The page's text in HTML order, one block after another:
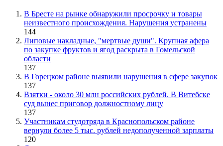
В Бресте на рынке обнаружили просрочку и товары
неизвестного происхождения. Нарушения устранены
144
Липовые накладные, "мертвые души". Крупная афера
по закупке фруктов и ягод раскрыта в Гомельской
области
137
В Горецком районе выявили нарушения в сфере закупок
137
Взятки - около 30 млн российских рублей. В Витебске
суд вынес приговор должностному лицу
137
Участникам студотряда в Краснопольском районе
вернули более 5 тыс. рублей недополученной зарплаты
120